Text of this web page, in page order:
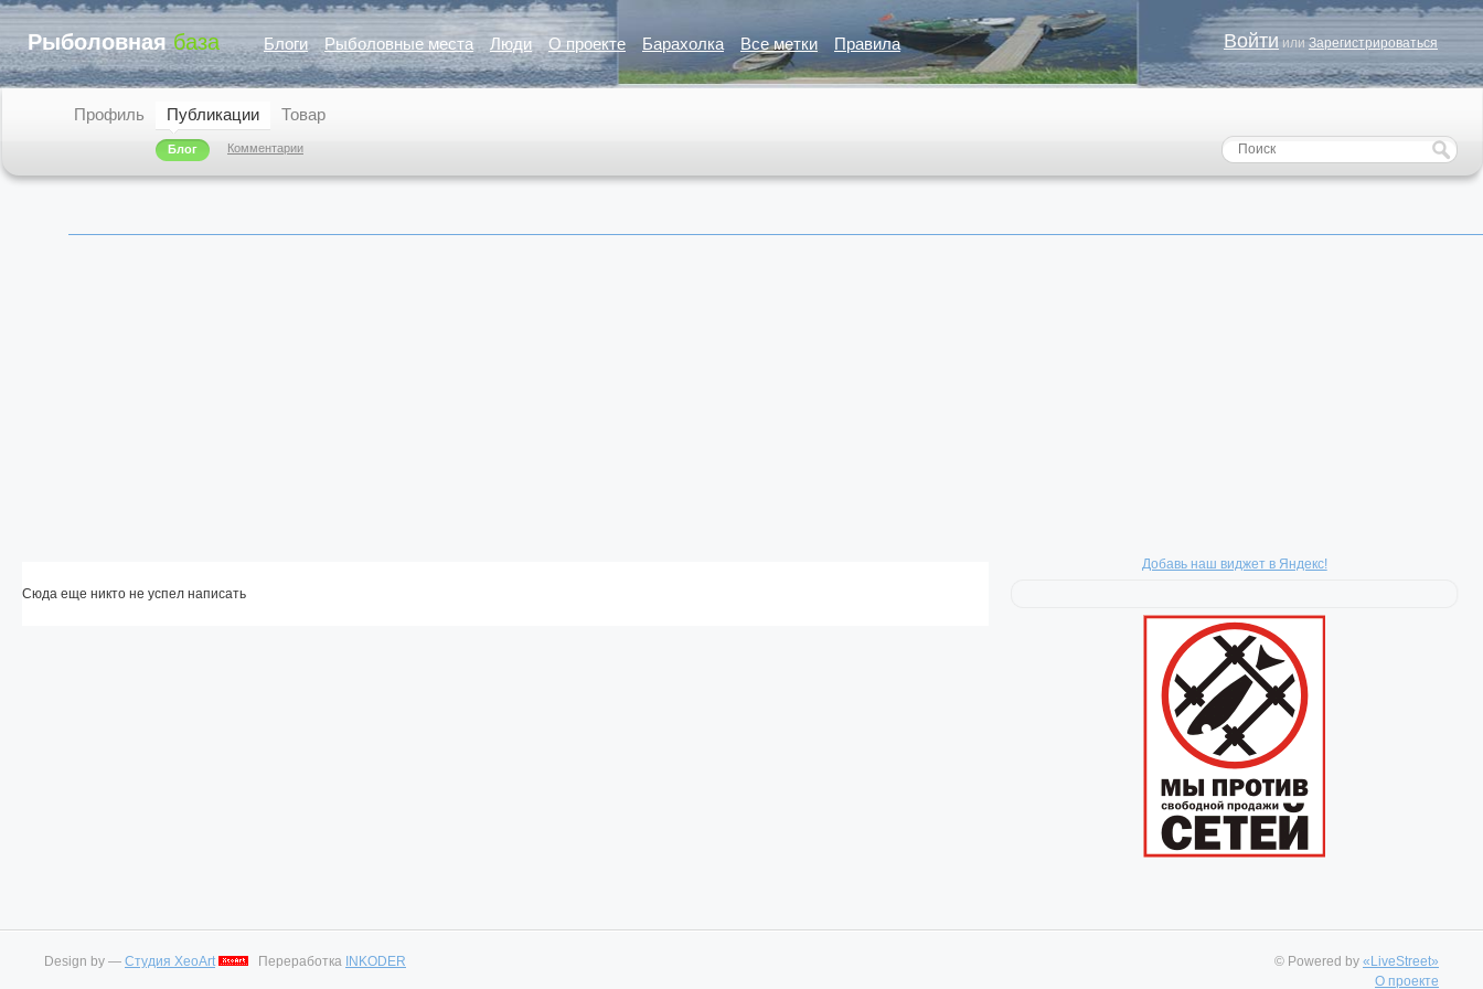
Рыболовнаябаза Блоги Рыболовные места Люди О проекте Барахолка Все метки Правила Войти или Зарегистрироваться
Профиль Публикации
Блог Комментарии
Товар
Сюда еще никто не успел написать
Добавь наш виджет в Яндекс!
© Powered by «LiveStreet»
О проекте
Design by — Студия XeoArt Переработка INKODER